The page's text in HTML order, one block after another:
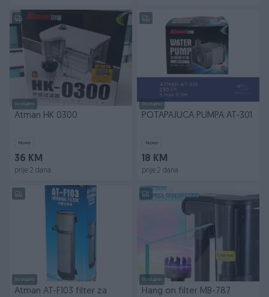
Dostupno
Atman HK 0300
Novo
36 KM
prije 2 dana
Dostupno
POTAPAJUCA PUMPA AT-301
Novo
18 KM
prije 2 dana
Dostupno
Atman AT-F103 filter za
Dostupno
Hang on filter MB-787